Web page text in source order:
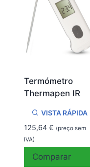
Termómetro
Thermapen IR
VISTA RÁPIDA
125,64 € (preço sem
IVA)
Comparar